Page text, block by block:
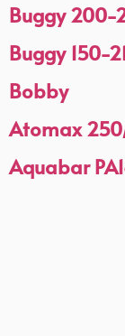
Buggy 200-
Buggy 150-
Bobby
Atomax
Aquabar